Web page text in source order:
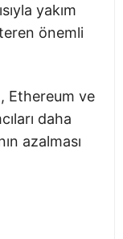
yakım
önemli
Ethereum ve
daha
azalması